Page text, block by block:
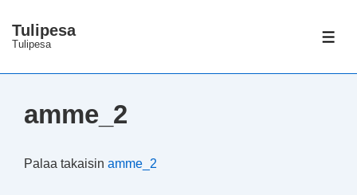
Siirry
pääsisältöön
Tulipesa
Tulipesa
amme_2
Palaa takaisin amme_2